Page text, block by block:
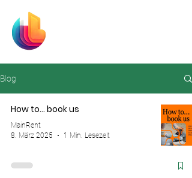
Blog
How to... book us
MainRent
8. März 2025
1 Min. Lesezeit